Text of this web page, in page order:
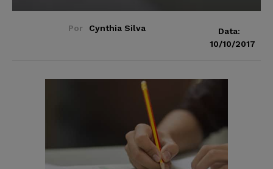
Por Cynthia Silva
Data:
10/10/2017